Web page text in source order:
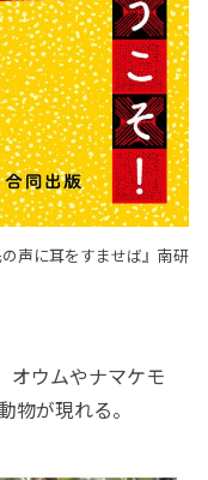
の声に耳をすませば』南研
オウムやナマケモ
物が現れる。